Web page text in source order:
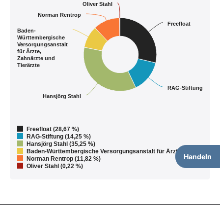
Handeln
Freefloat
RAG-Stiftung
Hansjörg Stahl
Baden-
Württembergische
Versorgungsanstalt
für Ärzte,
Zahnärzte und
Tierärzte
Norman Rentrop
Oliver Stahl
Freefloat (28,67 %)
RAG-Stiftung (14,25 %)
Hansjörg Stahl (35,25 %)
Baden-Württembergische Versorgungsanstalt für Ärzte, Zahn…
Norman Rentrop (11,82 %)
Oliver Stahl (0,22 %)